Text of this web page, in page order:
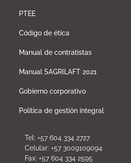
PTEE
Código de ética
Manual de contratistas
Manual SAGRILAFT 2021
Gobierno corporativo
Política de gestión integral
Tel: +57 604 334 2727
Celular: +57 3009109094
Fax: +57 604 334 2595